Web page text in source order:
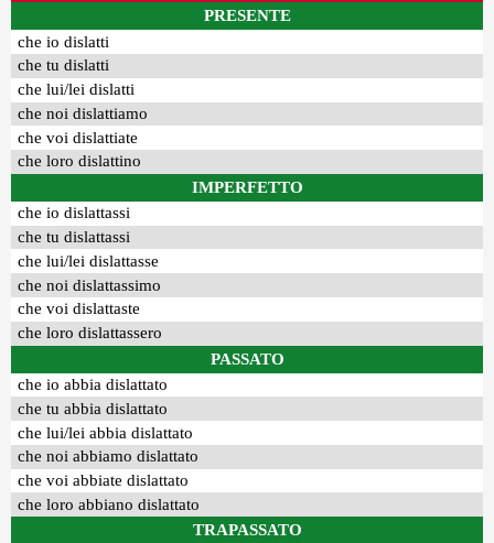
PRESENTE
che io dislatti
che tu dislatti
che lui/lei dislatti
che noi dislattiamo
che voi dislattiate
che loro dislattino
IMPERFETTO
che io dislattassi
che tu dislattassi
che lui/lei dislattasse
che noi dislattassimo
che voi dislattaste
che loro dislattassero
PASSATO
che io abbia dislattato
che tu abbia dislattato
che lui/lei abbia dislattato
che noi abbiamo dislattato
che voi abbiate dislattato
che loro abbiano dislattato
TRAPASSATO